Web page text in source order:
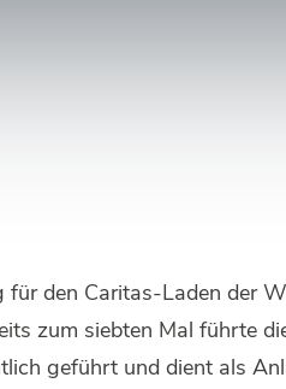
den Caritas-Laden der
zum siebten Mal führte
geführt und dient als